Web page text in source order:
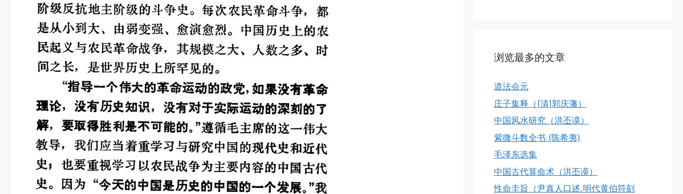
浏览最多的文章
道法会元
庄子集释（[清]郭庆藩）
中国风水研究（洪丕谟）
紫微斗数全书 (陈希夷)
毛泽东选集
中国古代算命术（洪丕谟）
性命圭旨（尹真人口述.明代黄伯符刻